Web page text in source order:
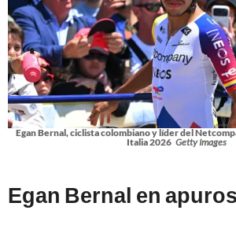
Egan Bernal, ciclista colombiano y líder del
Italia 2026 Getty Images
Egan Bernal en apuros